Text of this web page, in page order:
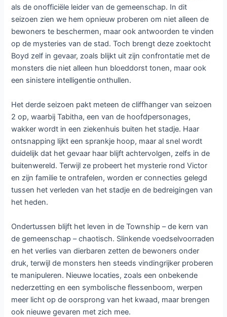
als de onofficiële leider van de gemeenschap. In dit
seizoen zien we hem opnieuw proberen om niet alleen de
bewoners te beschermen, maar ook antwoorden te vinden
op de mysteries van de stad. Toch brengt deze zoektocht
Boyd zelf in gevaar, zoals blijkt uit zijn confrontatie met de
monsters die niet alleen hun bloeddorst tonen, maar ook
een sinistere intelligentie onthullen.
Het derde seizoen pakt meteen de cliffhanger van seizoen
2 op, waarbij Tabitha, een van de hoofdpersonages,
wakker wordt in een ziekenhuis buiten het stadje. Haar
ontsnapping lijkt een sprankje hoop, maar al snel wordt
duidelijk dat het gevaar haar blijft achtervolgen, zelfs in de
buitenwereld. Terwijl ze probeert het mysterie rond Victor
en zijn familie te ontrafelen, worden er connecties gelegd
tussen het verleden van het stadje en de bedreigingen van
het heden.
Ondertussen blijft het leven in de Township – de kern van
de gemeenschap – chaotisch. Slinkende voedselvoorraden
en het verlies van dierbaren zetten de bewoners onder
druk, terwijl de monsters hen steeds vindingrijker proberen
te manipuleren. Nieuwe locaties, zoals een onbekende
nederzetting en een symbolische flessenboom, werpen
meer licht op de oorsprong van het kwaad, maar brengen
ook nieuwe gevaren met zich mee.